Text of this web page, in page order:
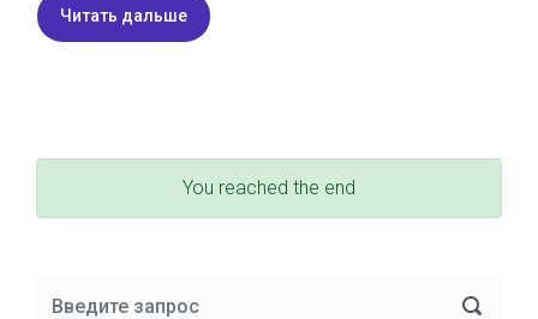
Читать дальше
You reached the end